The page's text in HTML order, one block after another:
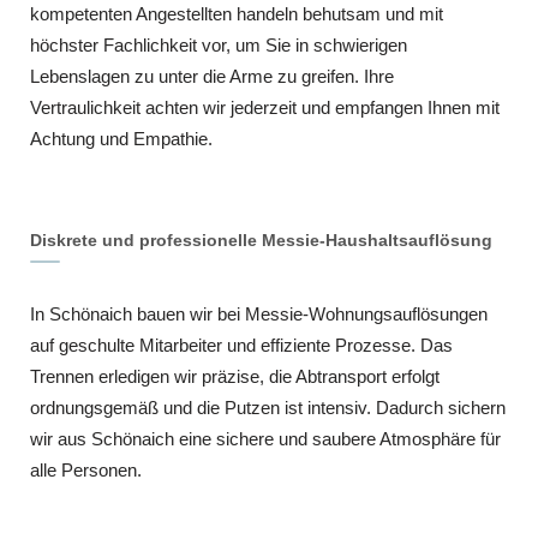
kompetenten Angestellten handeln behutsam und mit
höchster Fachlichkeit vor, um Sie in schwierigen
Lebenslagen zu unter die Arme zu greifen. Ihre
Vertraulichkeit achten wir jederzeit und empfangen Ihnen mit
Achtung und Empathie.
Diskrete und professionelle Messie-Haushaltsauflösung
In Schönaich bauen wir bei Messie-Wohnungsauflösungen
auf geschulte Mitarbeiter und effiziente Prozesse. Das
Trennen erledigen wir präzise, die Abtransport erfolgt
ordnungsgemäß und die Putzen ist intensiv. Dadurch sichern
wir aus Schönaich eine sichere und saubere Atmosphäre für
alle Personen.